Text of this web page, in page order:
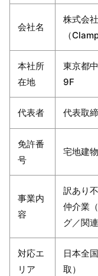
会社名
株式会
（
本社所
在地
東京都
9F
代表者 代表取
免許番
号
宅地建
事業内
容
訳あり
仲介業
グ／関
対応エ
リア
日本全
取）